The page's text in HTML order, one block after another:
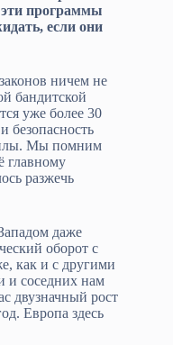
программы
если они
ничем не
бандитской
уже более 30
безопасность
Мы помним
главному
разжечь
даже
оборот с
как и с другими
и соседних нам
двузначный рост
Европа здесь